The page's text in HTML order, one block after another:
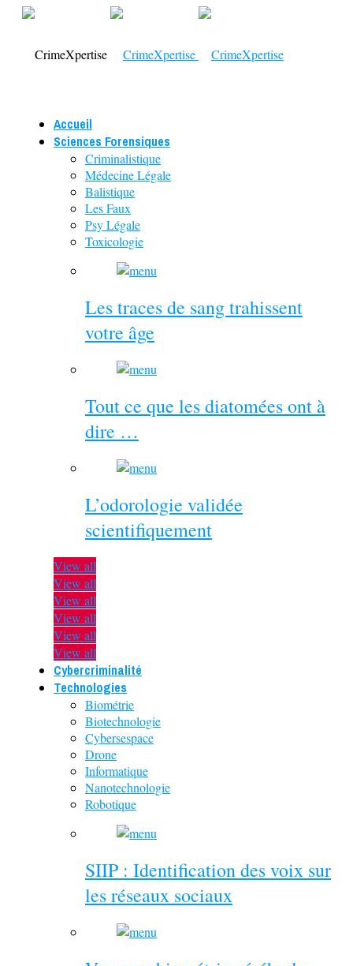
Accueil
Sciences Forensiques
Criminalistique
Médecine Légale
Balistique
Les Faux
Psy Légale
Toxicologie
Les traces de sang trahissent
votre âge
Tout ce que les diatomées ont à
dire …
L’odorologie validée
scientifiquement
View all
View all
View all
View all
View all
View all
Cybercriminalité
Technologies
Biométrie
Biotechnologie
Cybersespace
Drone
Informatique
Nanotechnologie
Robotique
SIIP : Identification des voix sur
les réseaux sociaux